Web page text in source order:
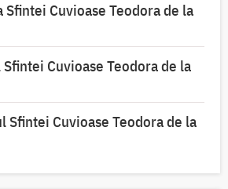
Sfintei Cuvioase Teodora de la
Cuvioase Teodora de la
Sfintei Cuvioase Teodora de la